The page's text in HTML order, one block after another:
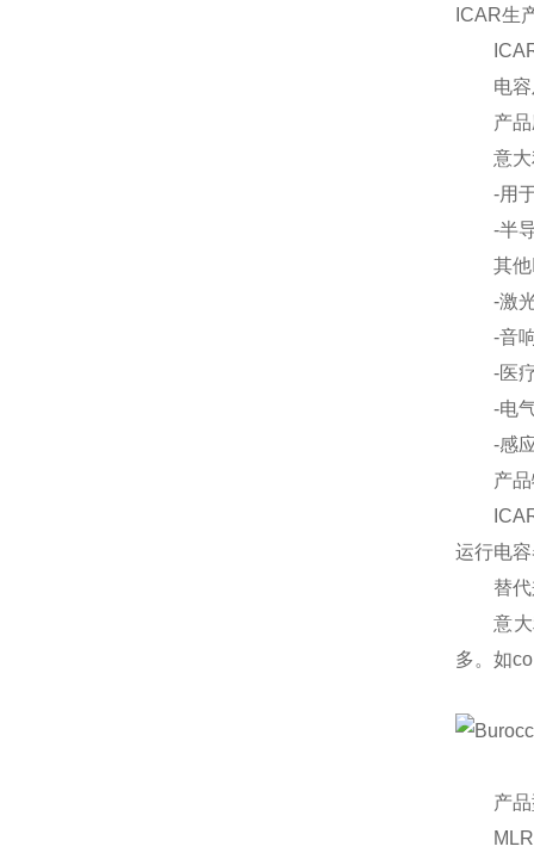
ICAR生
ICAR
电容及
产品
意大利
-用于
-半导
其他
-激光
-音响
-医疗
-电气
-感应
产品
ICAR
运行电
替代
意大利
多。如
产品
MLR